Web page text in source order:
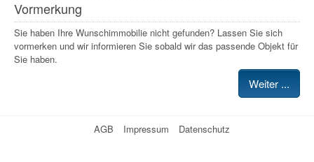
Vormerkung
Sie haben Ihre Wunschimmobilie nicht gefunden? Lassen Sie sich
vormerken und wir informieren Sie sobald wir das passende Objekt für
Sie haben.
Weiter ...
AGB Impressum Datenschutz